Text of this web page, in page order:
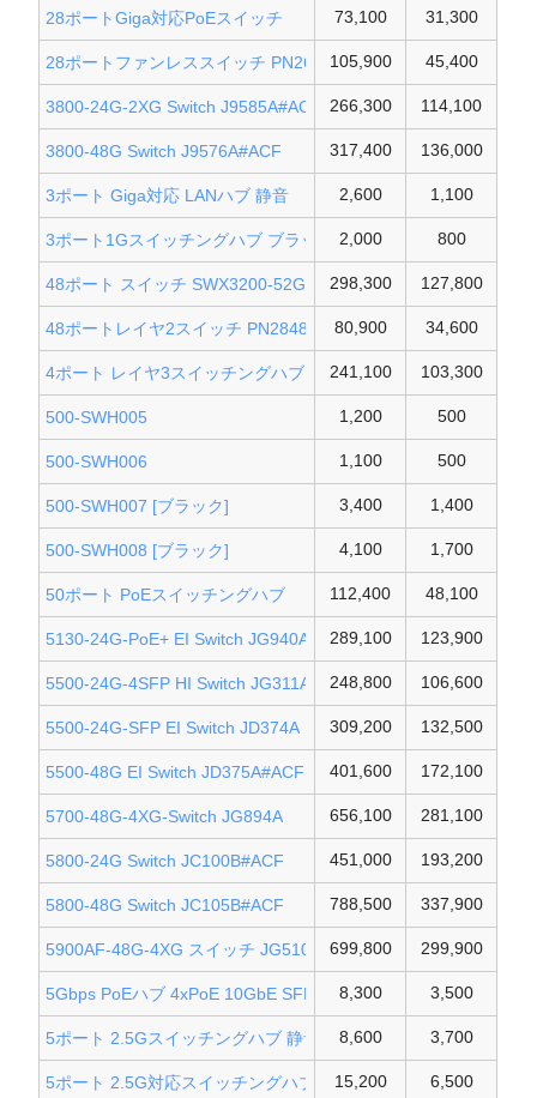
28ポートGiga対応PoEスイッチ 73,100 31,300
28ポートファンレススイッチ PN26241K105,900 45,400
3800-24G-2XG Switch J9585A#ACF 266,300 114,100
3800-48G Switch J9576A#ACF 317,400 136,000
3ポート Giga対応 LANハブ 静音 2,600 1,100
3ポート1Gスイッチングハブ ブラック 2,000 800
48ポート スイッチ SWX3200-52GTYC298,300 127,800
48ポートレイヤ2スイッチ PN28480K 80,900 34,600
4ポート レイヤ3スイッチングハブ 241,100 103,300
500-SWH005 1,200 500
500-SWH006 1,100 500
500-SWH007 [ブラック] 3,400 1,400
500-SWH008 [ブラック] 4,100 1,700
50ポート PoEスイッチングハブ 112,400 48,100
5130-24G-PoE+ EI Switch JG940A 289,100 123,900
5500-24G-4SFP HI Switch JG311A 248,800 106,600
5500-24G-SFP EI Switch JD374A 309,200 132,500
5500-48G EI Switch JD375A#ACF 401,600 172,100
5700-48G-4XG-Switch JG894A 656,100 281,100
5800-24G Switch JC100B#ACF 451,000 193,200
5800-48G Switch JC105B#ACF 788,500 337,900
5900AF-48G-4XG スイッチ JG510A 699,800 299,900
5Gbps PoEハブ 4xPoE 10GbE SFP+ポート
8,300 3,500
5ポート 2.5Gスイッチングハブ 静音 8,600 3,700
5ポート 2.5G対応スイッチングハブ 15,200 6,500